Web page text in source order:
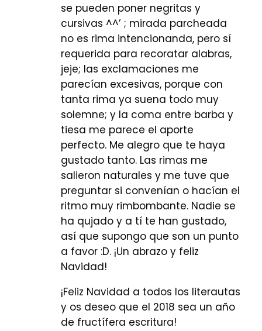
se pueden poner negritas y
cursivas ^^’ ; mirada parcheada
no es rima intencionanda, pero sí
requerida para recoratar alabras,
jeje; las exclamaciones me
parecían excesivas, porque con
tanta rima ya suena todo muy
solemne; y la coma entre barba y
tiesa me parece el aporte
perfecto. Me alegro que te haya
gustado tanto. Las rimas me
salieron naturales y me tuve que
preguntar si convenían o hacían el
ritmo muy rimbombante. Nadie se
ha qujado y a tí te han gustado,
así que supongo que son un punto
a favor :D. ¡Un abrazo y feliz
Navidad!
¡Feliz Navidad a todos los literautas
y os deseo que el 2018 sea un año
de fructífera escritura!